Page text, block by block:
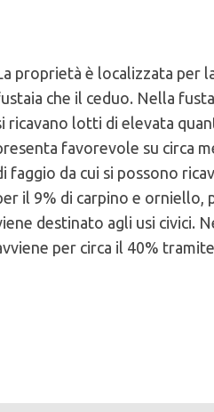
proprietà è localizzata per
che il ceduo. Nella
ricavano lotti di elevata
favorevole su circa
faggio da cui si possono
il 9% di carpino e orniello,
destinato agli usi civici.
per circa il 40%
comune di Comune di
10% faggio 17% altre